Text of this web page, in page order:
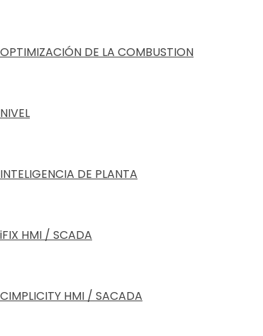
OPTIMIZACIÓN DE LA COMBUSTION
NIVEL
INTELIGENCIA DE PLANTA
iFIX HMI / SCADA
CIMPLICITY HMI / SACADA